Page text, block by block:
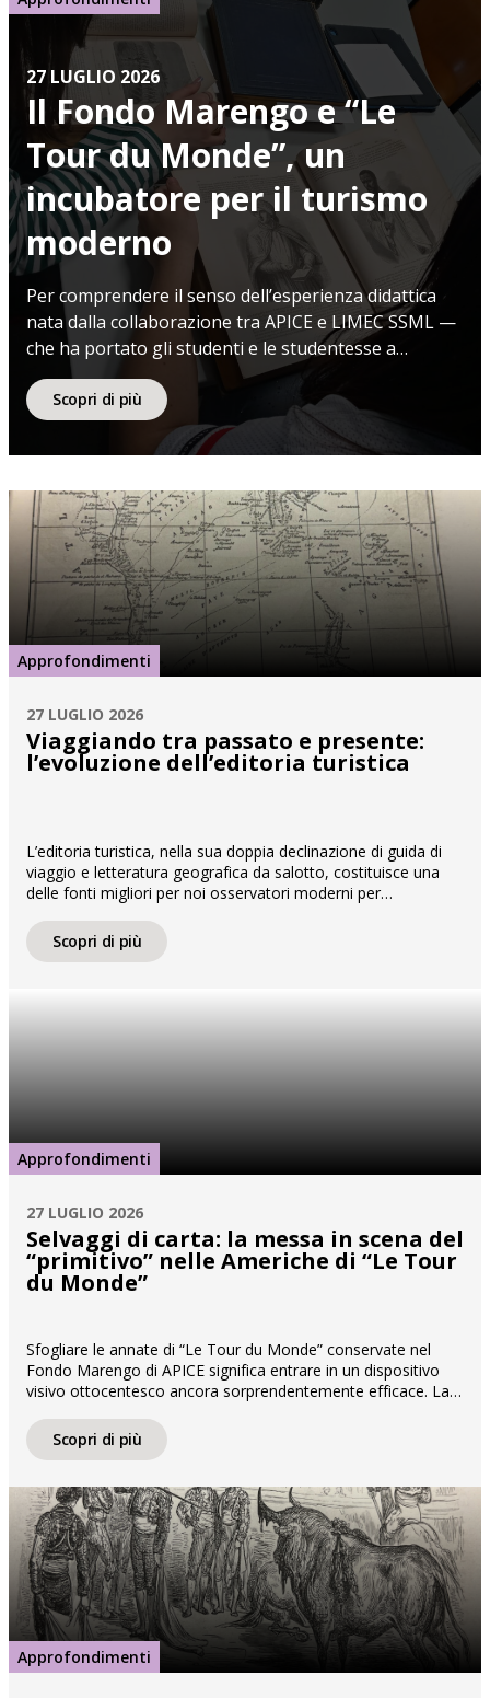
27 LUGLIO 2026
Il Fondo Marengo e “Le
Tour du Monde”, un
incubatore per il turismo
moderno
Per comprendere il senso dell’esperienza didattica
nata dalla collaborazione tra APICE e LIMEC SSML —
che ha portato gli studenti e le studentesse a
trasformarsi in autori di contenuti — è necessario
calarsi nel cuore del patrimonio che ci ha ospitati. Il
Fondo Marengo, mirabile collezione acquisita
dall’editore Pietro Marengo e custodita da APICE,
Scopri di più
Approfondimenti
27 LUGLIO 2026
Viaggiando tra passato e presente:
l’evoluzione dell’editoria turistica
L’editoria turistica, nella sua doppia declinazione di guida di
viaggio e letteratura geografica da salotto, costituisce una
delle fonti migliori per noi osservatori moderni per
percezione del territorio. Sin dall’Ottocento, le guide in
volume, come la celebre Baedeker, tascabile e indirizzata a
Scopri di più
Approfondimenti
27 LUGLIO 2026
Selvaggi di carta: la messa in scena del
“primitivo” nelle Americhe di “Le Tour
du Monde”
Sfogliare le annate di “Le Tour du Monde” conservate nel
Fondo Marengo di APICE significa entrare in un dispositivo
visivo ottocentesco ancora sorprendentemente efficace. La
immagine costruiscono un racconto del mondo che è al
tempo stesso documentario e spettacolare. Fondata da
Scopri di più
Approfondimenti